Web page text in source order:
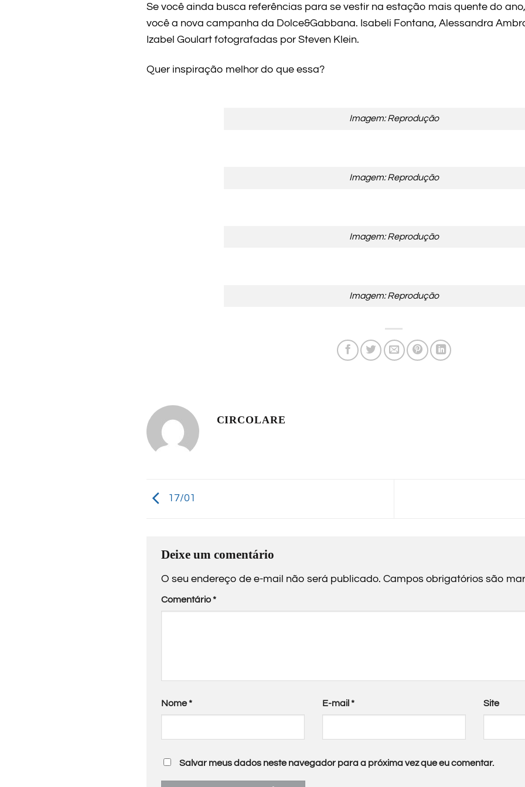
Se você ainda busca referências para se vestir na estação mais quente do
você a nova campanha da Dolce&Gabbana. Isabeli Fontana, Alessandra
Izabel Goulart fotografadas por Steven Klein.
Quer inspiração melhor do que essa?
Imagem: Reprodução
Imagem: Reprodução
Imagem: Reprodução
Imagem: Reprodução
CIRCOLARE
17/01
Deixe um comentário
O seu endereço de e-mail não será publicado. Campos obrigatórios são
Comentário*
Nome* E-mail * Site
Salvar meus dados neste navegador para a próxima vez que eu comentar.